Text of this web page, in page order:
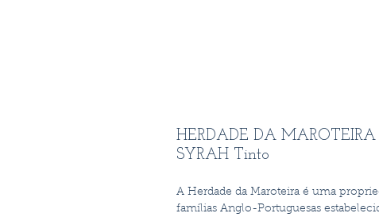
HERDADE DA
SYRAH Tinto
A Herdade da Maroteira é uma
famílias Anglo-Portuguesas